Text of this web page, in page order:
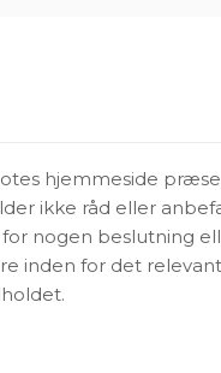
hjemmeside
ikke råd eller
nogen beslutning
inden for det